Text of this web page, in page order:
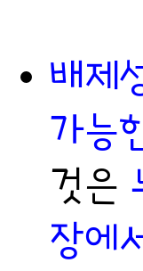
배제
가능
것은
장에